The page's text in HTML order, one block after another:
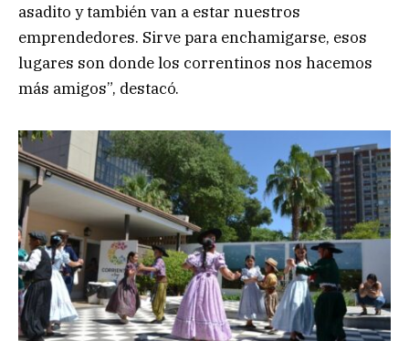
asadito y también van a estar nuestros
emprendedores. Sirve para enchamigarse, esos
lugares son donde los correntinos nos hacemos
más amigos”, destacó.